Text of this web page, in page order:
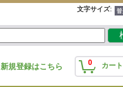
文字サイズ:
0 カー
新規登録はこちら